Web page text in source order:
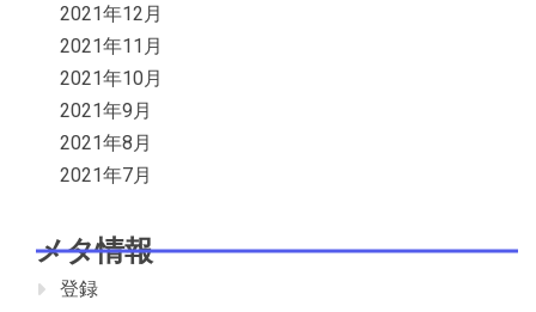
2021年12月
2021年11月
2021年10月
2021年9月
2021年8月
2021年7月
メタ情報
登録